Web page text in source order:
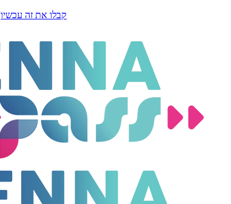
קבלו את זה עכשיו